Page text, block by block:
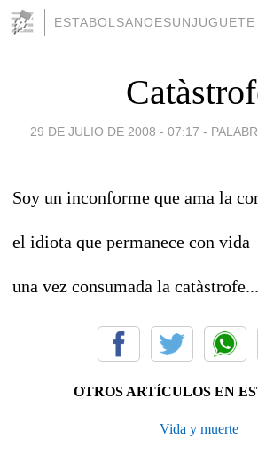
ESTABOLSANOESUNJUGUETE
29 DE JULIO DE 2008 - 07:17 -
Soy un inconforme que ama la
el idiota que permanece con vida
una vez consumada la catàstrofe...
OTROS ARTÍCULOS EN
Vida y muerte